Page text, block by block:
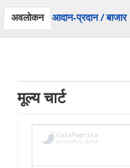
अवलोकन आदान-प्रदान/बाजार
मूल्य चार्ट